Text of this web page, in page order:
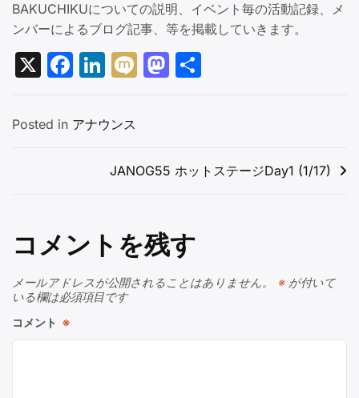
BAKUCHIKUについての説明、イベント毎の活動記録、メ
ンバーによるブログ記事、等を掲載していきます。
X Facebook
LinkedIn
MixiMastodon
Posted in アナウンス
ビ
ゲ
ー
シ
JANOG55 ホットステージDay1 (1/17)
コメントを残す
メールアドレスが公開されることはありません。 ※ が付いて
いる欄は必須項目です
コメント ※